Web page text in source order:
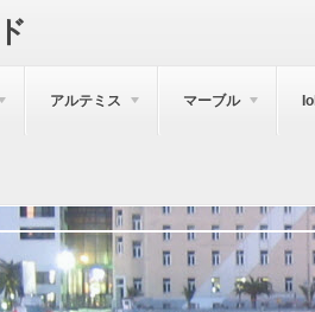
アルテミス マーブル